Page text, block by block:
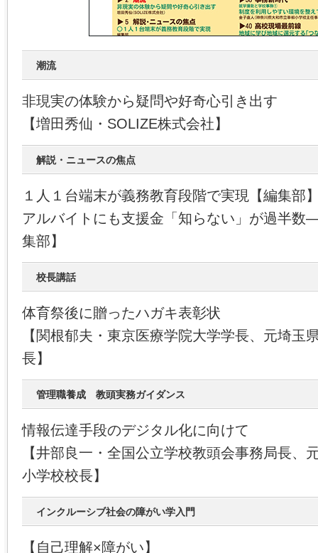
潮流
非現実の体験から疑問や好奇心引き出す
【増田秀仙・SOLIZE株式会社】
解説・ニュースの焦点
１人１台端末が義務教育段階で実現【編集部
アルバイトにも支援金「知らない」が過半数
集部】
校長講話
体育祭後に贈ったハガキ表彰状
【関根郁夫・東京医療学院大学学長、元埼玉
長】
管理職養成 教頭実務ガイダンス
情報伝達手段のデジタル化に向けて
【井部良一・全国公立学校教頭会事務局長、
小学校校長】
インクルーシブ社会の障がい学入門
【自己理解×障がい】